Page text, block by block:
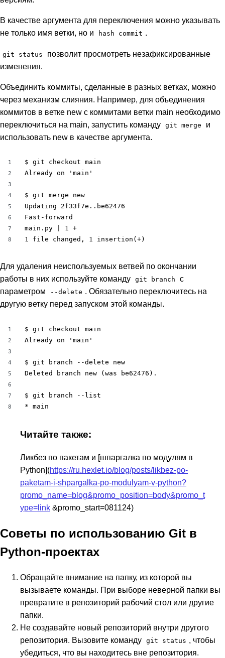
В качестве аргумента для переключения можно указывать
не только имя ветки, но и
hash commit .
git status
позволит просмотреть незафиксированные
изменения.
Объединить коммиты, сделанные в разных ветках, можно
через механизм слияния. Например, для объединения
коммитов в ветке new с коммитами ветки main необходимо
переключиться на main, запустить команду git merge
и
использовать new в качестве аргумента.
1
2
3
4
5
6
7
8
$ git checkout main
Already on 'main'
$ git merge new
Updating 2f33f7e..be62476
Fast-forward
main.py | 1 +
1 file changed, 1 insertion(+)
Для удаления неиспользуемых ветвей по окончании
работы в них используйте команду git branch
с
параметром
--delete . Обязательно переключитесь на
другую ветку перед запуском этой команды.
1
2
3
4
5
6
7
8
$ git checkout main
Already on 'main'
$ git branch --delete new
Deleted branch new (was be62476).
$ git branch --list
* main
Читайте также:
Ликбез по пакетам и [шпаргалка по модулям в
Python](https://ru.hexlet.io/blog/posts/likbez-po-
paketam-i-shpargalka-po-modulyam-v-python?
promo_name=blog&promo_position=body&promo_t
ype=link &promo_start=081124)
Советы по использованию Git в
Python-проектах
Обращайте внимание на папку, из которой вы
вызываете команды. При выборе неверной папки вы
превратите в репозиторий рабочий стол или другие
папки.
Не создавайте новый репозиторий внутри другого
репозитория. Вызовите команду git status , чтобы
убедиться, что вы находитесь вне репозитория.